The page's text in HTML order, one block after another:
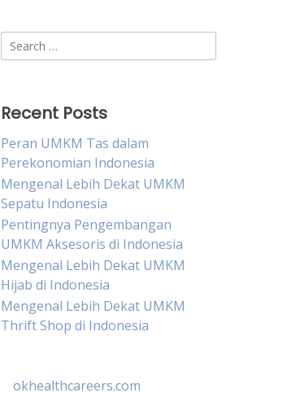
Search
for:
Recent Posts
Peran UMKM Tas dalam
Perekonomian Indonesia
Mengenal Lebih Dekat UMKM
Sepatu Indonesia
Pentingnya Pengembangan
UMKM Aksesoris di Indonesia
Mengenal Lebih Dekat UMKM
Hijab di Indonesia
Mengenal Lebih Dekat UMKM
Thrift Shop di Indonesia
okhealthcareers.com